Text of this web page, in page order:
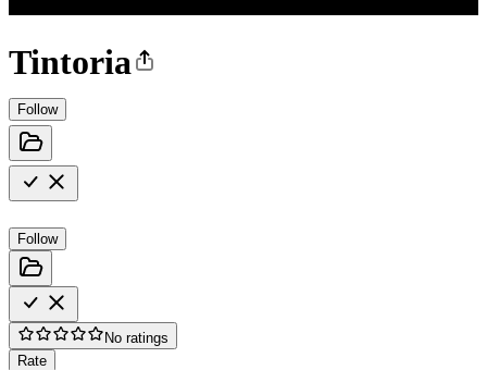
Tintoria
Follow
Follow
No ratings
Rate